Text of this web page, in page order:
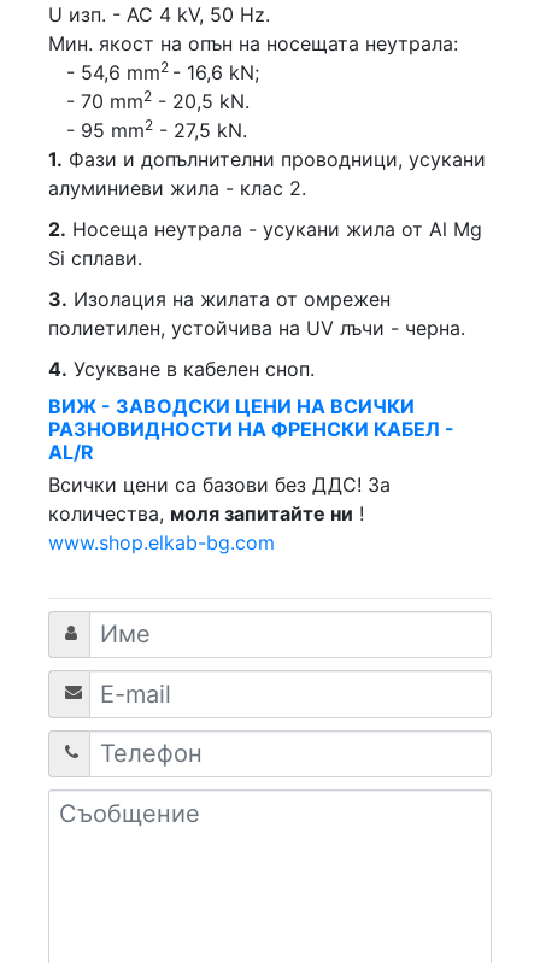
U изп. - АС 4 kV, 50 Hz.
Мин. якост на опън на носещата неутрала:
- 54,6 mm2 - 16,6 kN;
- 70 mm2 - 20,5 kN.
- 95 mm2 - 27,5 kN.
1. Фази и допълнителни проводници, усукани
алуминиеви жила - клас 2.
2. Носеща неутрала - усукани жила от Al Mg
Si сплави.
3. Изолация на жилата от омрежен
полиетилен, устойчива на UV лъчи - черна.
4. Усукване в кабелен сноп.
ВИЖ - ЗАВОДСКИ ЦЕНИ НА ВСИЧКИ
РАЗНОВИДНОСТИ НА ФРЕНСКИ КАБЕЛ -
AL/R
Всички цени са базови без ДДС! За
количества, моля запитайте ни !
www.shop.elkab-bg.com